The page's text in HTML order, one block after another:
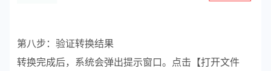
第八步：验证转换结果
转换完成后，系统会弹出提示窗口。点击【打开文件